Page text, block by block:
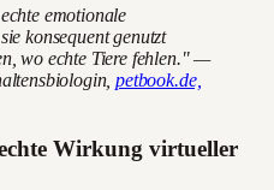
emotionale
konsequent genutzt
wo echte Tiere fehlen." —
petbook.de,
Wirkung virtueller